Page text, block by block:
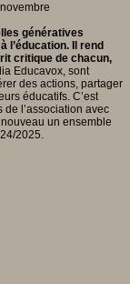
génératives
l’éducation. Il rend
critique de chacun,
Educavox, sont
des actions, partager
éducatifs. C’est
de l’association avec
un ensemble
2025.